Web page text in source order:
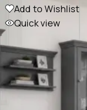
Add to Wishlist
Quick view